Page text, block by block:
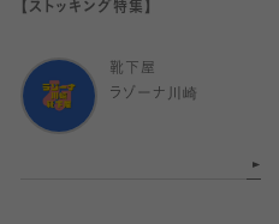
【ストッキング特集】
靴下屋
ラゾーナ川崎